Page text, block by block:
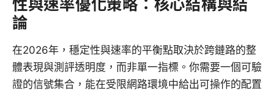
性與速率優化策略：核心結構與結
論
在2026年，穩定性與速率的平衡點取決於跨鏈路的整
體表現與測評透明度，而非單一指標。你需要一個可驗
證的信號集合，能在受限網路環境中給出可操作的配置